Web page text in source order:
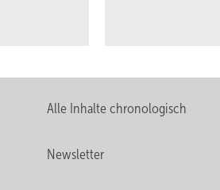
Alle Inhalte chronologisch
Newsletter